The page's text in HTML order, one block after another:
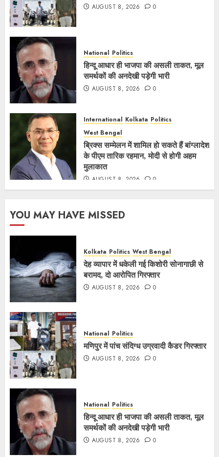
AUGUST 8, 2026 0
National Politics
हिन्दू आधार ही भाजपा की असली ताकत, मूल
समर्थकों की अनदेखी पड़ेगी भारी
AUGUST 8, 2026 0
International Kolkata Politics
West Bengal
ब्रिक्स सम्मेलन में शामिल हाे सकते हैं बांग्लादेश
के पीएम तारिक रहमान, मोदी से होगी अहम
मुलाकात
AUGUST 8, 2026 0
YOU MAY HAVE MISSED
Kolkata Politics West Bengal
देह व्यापार में धकेली गई किशोरी सोनागाछी से
बरामद, दो आरोपित गिरफ्तार
AUGUST 8, 2026 0
National Politics
मणिपुर में पांच संदिग्ध उग्रवादी कैडर गिरफ्तार
AUGUST 8, 2026 0
National Politics
हिन्दू आधार ही भाजपा की असली ताकत, मूल
समर्थकों की अनदेखी पड़ेगी भारी
AUGUST 8, 2026 0